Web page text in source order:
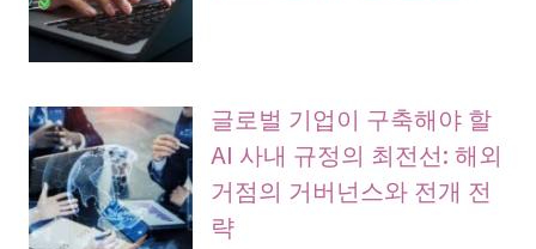
글로벌 기업이 구축해야 할
AI 사내 규정의 최전선: 해외
거점의 거버넌스와 전개 전
략